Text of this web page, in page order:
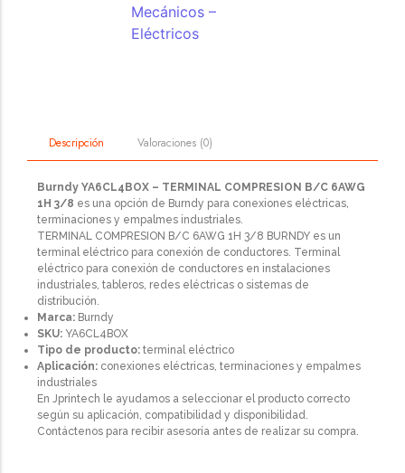
Mecánicos –
Eléctricos
Descripción Valoraciones (0)
Burndy YA6CL4BOX – TERMINAL COMPRESION B/C 6AWG
1H 3/8 es una opción de Burndy para conexiones eléctricas,
terminaciones y empalmes industriales.
TERMINAL COMPRESION B/C 6AWG 1H 3/8 BURNDY es un
terminal eléctrico para conexión de conductores. Terminal
eléctrico para conexión de conductores en instalaciones
industriales, tableros, redes eléctricas o sistemas de
distribución.
Marca: Burndy
SKU: YA6CL4BOX
Tipo de producto: terminal eléctrico
Aplicación: conexiones eléctricas, terminaciones y empalmes
industriales
En Jprintech le ayudamos a seleccionar el producto correcto
según su aplicación, compatibilidad y disponibilidad.
Contáctenos para recibir asesoría antes de realizar su compra.